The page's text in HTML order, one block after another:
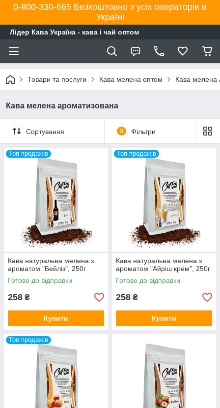
0-800-330-665 Безкоштовно з усіх операторів в
Україні
Лідер Кава Україна - кава і чай оптом
Товари та послуги Кава мелена оптом Кава мелена
Кава мелена ароматизована
Сортування 0 Фільтри
Топ продажів
Кава натуральна мелена з
ароматом "Бейліз", 250г
Готово до відправки
258 ₴
Купити
Топ продажів
Кава натуральна мелена з
ароматом "Айріш крем", 250г
Готово до відправки
258 ₴
Купити
Топ продажів